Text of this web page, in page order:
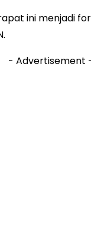
ini
- Advertisement